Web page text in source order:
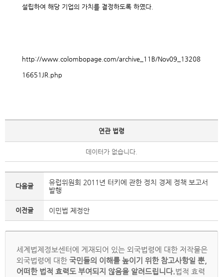
설립하여 해당 기업의 가치를 결정하도록 하였다
http://www.colombopage.com/archive_11B/Nov09_13208
16651JR.php
연관 법령
데이터가 없습니다.
다음글
유럽위원회 2011년 터키에 관한 정치 경제 정책 보고서
발행
이전글 이민법 제정안
세계법제정보센터에 게재되어 있는 외국법령에 대한 저작물은
외국법령에 대한 국민들의 이해를 높이기 위한 참고사항일 뿐,
어떠한 법적 효력도 부여되지 않음을 알려드립니다.법적 효력